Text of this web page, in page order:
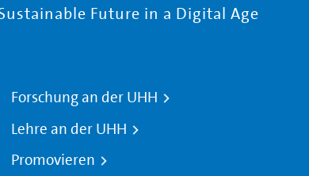
Future in a Digital Age
Forschung an der UHH
Lehre an der UHH
Promovieren